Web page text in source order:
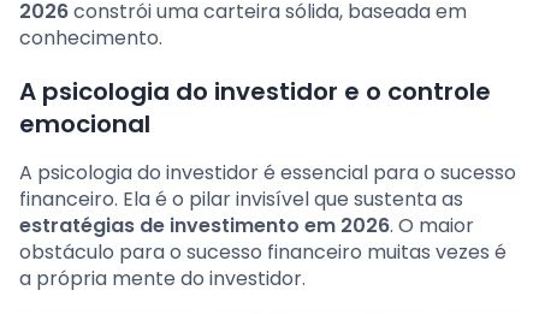
2026constrói uma carteira sólida, baseada em
conhecimento.
A psicologia do investidor e o controle
emocional
A psicologia do investidor é essencial para o sucesso
financeiro. Ela é o pilar invisível que sustenta as
estratégias de investimento em 2026. O maior
obstáculo para o sucesso financeiro muitas vezes é
a própria mente do investidor.